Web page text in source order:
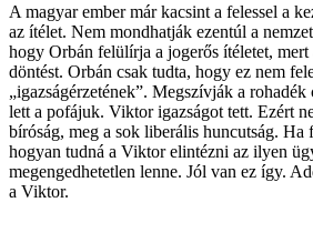
A magyar ember már kacsint a felessel a
az ítélet. Nem mondhatják ezentúl a
hogy Orbán felülírja a jogerős ítéletet,
döntést. Orbán csak tudta, hogy ez nem
„igazságérzetének”. Megszívják a
lett a pofájuk. Viktor igazságot tett. Ezért
bíróság, meg a sok liberális huncutság. Ha
hogyan tudná a Viktor elintézni az ilyen
megengedhetetlen lenne. Jól van ez így.
a Viktor.